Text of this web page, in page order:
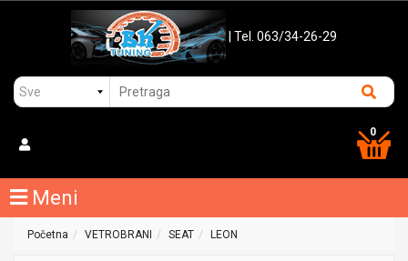
| Tel. 063/34-26-29
0
Meni
Početna VETROBRANI SEAT LEON